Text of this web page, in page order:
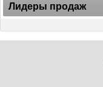
Лидеры продаж